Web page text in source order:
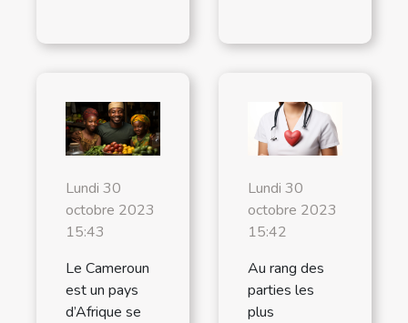
Lundi 30
octobre 2023
15:43
Le Cameroun
est un pays
d’Afrique se
Lundi 30
octobre 2023
15:42
Au rang des
parties les
plus